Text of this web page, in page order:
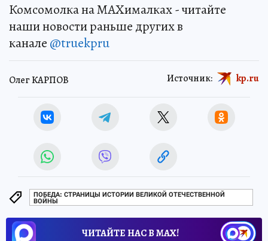
Комсомолка на MAXималках - читайте
наши новости раньше других в
канале @truekpru
Олег КАРПОВ Источник: kp.ru
ПОБЕДА: СТРАНИЦЫ ИСТОРИИ ВЕЛИКОЙ ОТЕЧЕСТВЕННОЙ
ВОЙНЫ
ЧИТАЙТЕ НАС В МАХ!